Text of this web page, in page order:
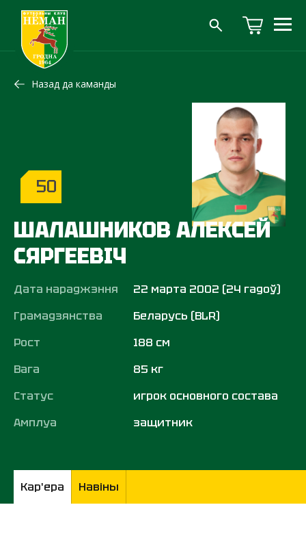
Назад да каманды
50
ШАЛАШНИКОВ АЛЕКСЕЙ
СЯРГЕЕВІЧ
Дата нараджэння
22 марта 2002 (24 гадоў)
Грамадзянства
Беларусь (BLR)
Рост
188 см
Вага
85 кг
Статус
игрок основного состава
Амплуа
защитник
Кар'ера Навіны